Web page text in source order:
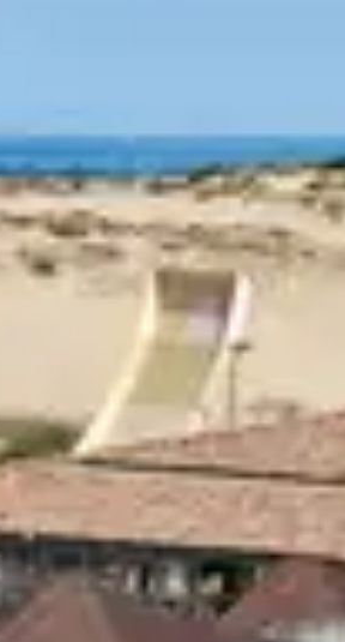
partez à la
placés pour que vous puissiez
meilleurs spots de surf.
axées sur la
?